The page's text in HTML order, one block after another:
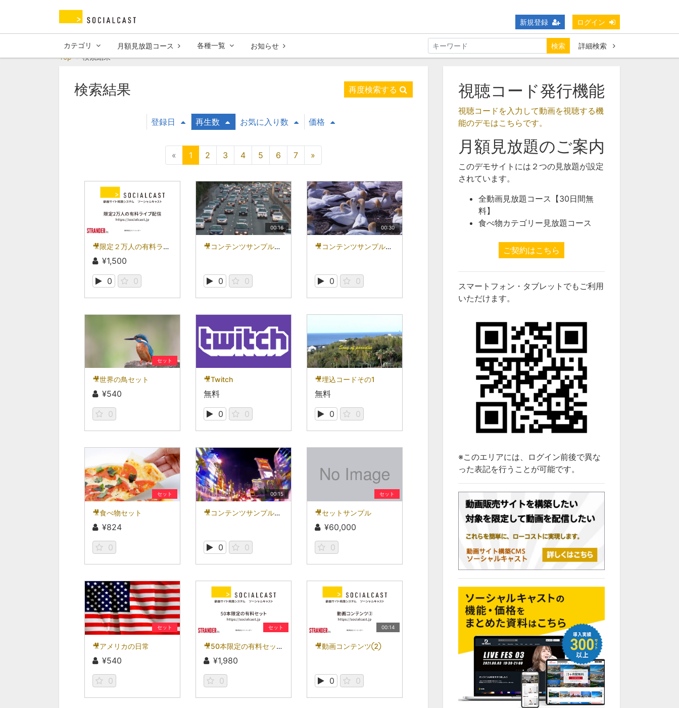
新規登録 ログイン
カテゴリ 月額見放題コース 各種一覧 お知らせ 検索
詳細検索
Top
検索結果
検索結果 再度検索する
登録日 再生数 お気に入り数 価格
« 1 2 3 4 5 6 7 »
🎥限定２万人の有料ライブ配信
¥1,500
0
0
00:16
🎥コンテンツサンプル②
0 0
00:30
🎥コンテンツサンプル①
0 0
セット
🎥世界の鳥セット
¥540
0
🎥Twitch
無料
0
0
🎥埋込コードその1
無料
0
0
セット
🎥食べ物セット
¥824
0
00:15
🎥コンテンツサンプル③
0 0
セット
🎥セットサンプル
¥60,000
0
セット
🎥アメリカの日常
¥540
0
セット
🎥50本限定の有料セット
¥1,980
0
00:14
🎥動画コンテンツ②
0 0
視聴コード発行機能
視聴コードを入力して動画を視聴する機
能のデモはこちらです。
月額見放題のご案内
このデモサイトには２つの見放題が設定
されています。
全動画見放題コース【30日間無
料】
食べ物カテゴリー見放題コース
ご契約はこちら
スマートフォン・タブレットでもご利用
いただけます。
※このエリアには、ログイン前後で異な
った表記を行うことが可能です。